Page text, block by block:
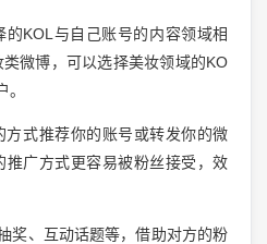
KOL与自己账号的内容领域相
微博，可以选择美妆领域的KO
方式推荐你的账号或转发你的微
推广方式更容易被粉丝接受，效
奖、互动话题等，借助对方的粉